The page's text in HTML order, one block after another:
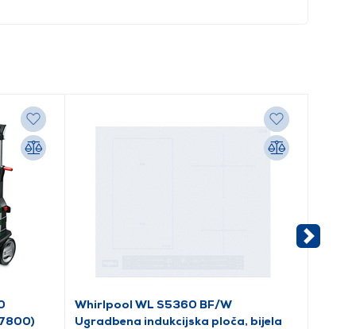
Whirlpool WL S5360 BF/W
Ugradbena indukcijska ploča, bijela